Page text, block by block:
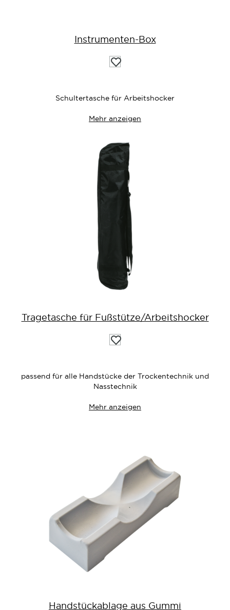
Instrumenten-Box
Auf
die
Schultertasche für Arbeitshocker
Mehr anzeigen
Tragetasche für Fußstütze/Arbeitshocker
Auf
die
passend für alle Handstücke der Trockentechnik und
Nasstechnik
Mehr anzeigen
Handstückablage aus Gummi